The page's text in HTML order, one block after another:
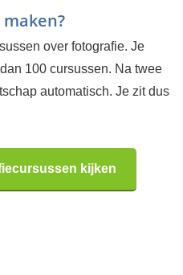
over fotografie. Je
100 cursussen. Na twee
automatisch. Je zit dus
kijken